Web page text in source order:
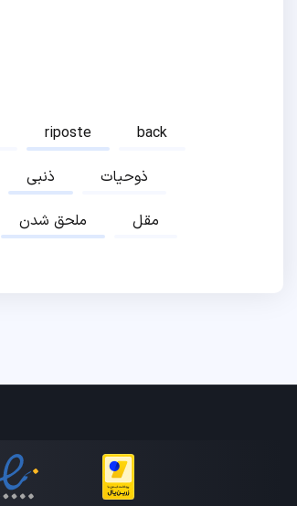
riposte
back
ذنبی
ذوحیات
ملحق شدن مقل